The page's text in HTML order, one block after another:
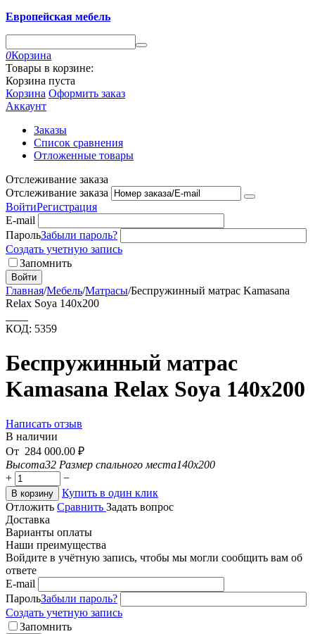
Европейская мебель
0Корзина
Товары в корзине:
Корзина пуста
Корзина Оформить заказ
Аккаунт
Заказы
Список сравнения
Отложенные товары
Отслеживание заказа
Отслеживание заказа
ВойтиРегистрация
E-mail
ПарольЗабыли пароль?
Создать учетную запись
Запомнить
Войти
Главная/Мебель/Матрасы/Беспружинный матрас Kamasana
Relax Soya 140x200
КОД: 5359
Беспружинный матрас
Kamasana Relax Soya 140x200
Написать отзыв
В наличии
От 284 000.00 ₽
Высота32 Размер спального места140x200
+
−
В корзину
Купить в один клик
Отложить Сравнить Задать вопрос
Доставка
Варианты оплаты
Наши преимущества
Войдите в учётную запись, чтобы мы могли сообщить вам об
ответе
E-mail
ПарольЗабыли пароль?
Создать учетную запись
Запомнить